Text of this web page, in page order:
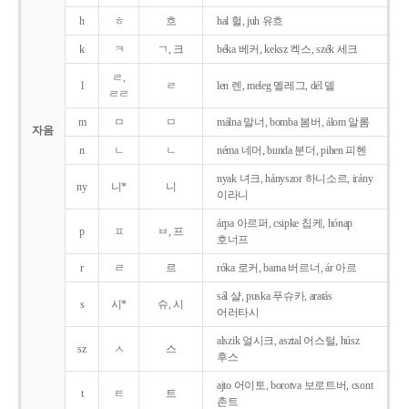
자음
h ㅎ 흐 hal 헐, juh 유흐
k ㅋ ㄱ, 크 béka 베커, keksz 켁스, szék 세크
l
ㄹ,
ㄹㄹ
ㄹ len 렌, meleg 멜레그, dél 델
m ㅁ ㅁ málna 말너, bomba 봄버, álom 알롬
n ㄴ ㄴ néma 네머, bunda 분더, pihen 피헨
ny 니* 니
nyak 녀크, hányszor 하니소르, irány
이라니
p ㅍ ㅂ, 프
árpa 아르퍼, csipke 칩케, hónap
호너프
r ㄹ 르 róka 로커, barna 버르너, ár 아르
s 시* 슈, 시
sál 샬, puska 푸슈카, aratás
어러타시
sz ㅅ 스
alszik 얼시크, asztal 어스털, húsz
후스
t ㅌ 트
ajto 어이토, borotva 보로트버, csont
촌트